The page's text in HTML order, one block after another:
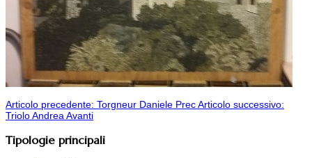
Articolo precedente: Torgneur Daniele PrecArticolo successivo:
Triolo AndreaAvanti
Tipologie principali